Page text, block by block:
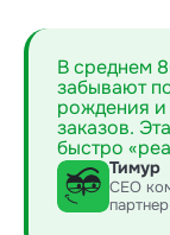
В среднем
забывают
рождения и
заказов.
быстро
Тимур
CEO